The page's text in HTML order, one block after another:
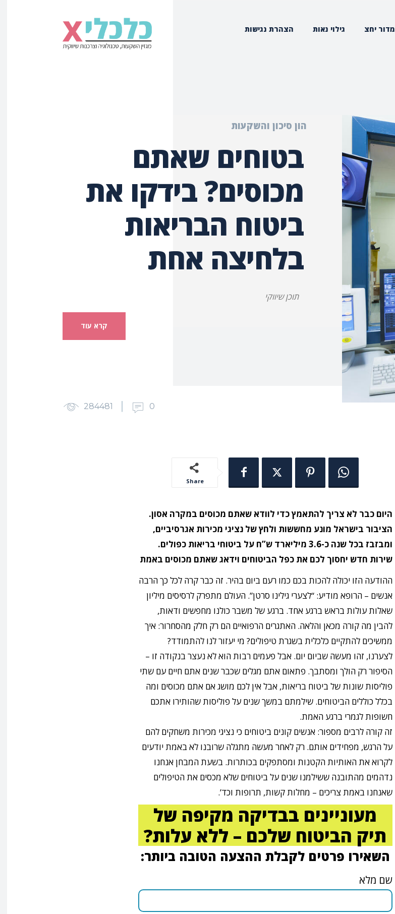
מדור יחצ גילוי נאות הצהרת נגישות
הון סיכון והשקעות
בטוחים שאתם
מכוסים? בידקו את
ביטוח הבריאות
בלחיצה אחת
תוכן שיווקי
קרא עוד
284481 0
Share
היום כבר לא צריך להתאמץ כדי לוודא שאתם מכוסים במקרה אסון.
הציבור בישראל מונע מחששות ולחץ של נציגי מכירות אגרסיביים,
ומבזבז בכל שנה כ-3.6 מיליארד ש”ח על ביטוחי בריאות כפולים.
שירות חדש יחסוך לכם את כפל הביטוחים וידאג שאתם מכוסים באמת
ההודעה הזו יכולה להכות בכם כמו רעם ביום בהיר. זה כבר קרה לכל כך הרבה
אנשים – הרופא מודיע: “לצערי גילינו סרטן”. העולם מתפרק לרסיסים מיליון
שאלות עולות בראש ברגע אחד. ברגע של משבר כולנו מחפשים ודאות,
להבין מה קורה מכאן והלאה. האתגרים הרפואיים הם רק חלק מהסחרור: איך
ממשיכים להתקיים כלכלית בשגרת טיפולים? מי יעזור לנו להתמודד?
לצערנו, זהו מעשה שביום יום. אבל פעמים רבות הוא לא נעצר בנקודה זו –
הסיפור רק הולך ומסתבך. פתאום אתם מגלים שכבר שנים אתם חיים עם שתי
פוליסות שונות של ביטוח בריאות, אבל אין לכם מושג אם אתם מכוסים ומה
בכלל כוללים הביטוחים. שילמתם במשך שנים על פוליסות שהותירו אתכם
חשופות לגמרי ברגע האמת.
זה קורה לרבים מספור: אנשים קונים ביטוחים כי נציגי מכירות משחקים להם
על הרגש, מפחידים אותם. רק לאחר מעשה מתגלה שרובנו לא באמת יודעים
לקרוא את האותיות הקטנות ומסתפקים בכותרות. בשעת המבחן אנחנו
נדהמים מהתובנה ששילמנו שנים על ביטוחים שלא מכסים את הטיפולים
שאנחנו באמת צריכים – מחלות קשות, תרופות וכד’.
מעוניינים בבדיקה מקיפה של
תיק הביטוח שלכם – ללא עלות?
השאירו פרטים לקבלת ההצעה הטובה ביותר:
שם מלא